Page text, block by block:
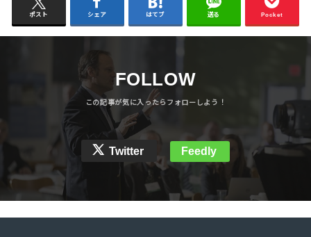
ポスト シェア はてブ 送る Pocket
FOLLOW
Twitter Feedly